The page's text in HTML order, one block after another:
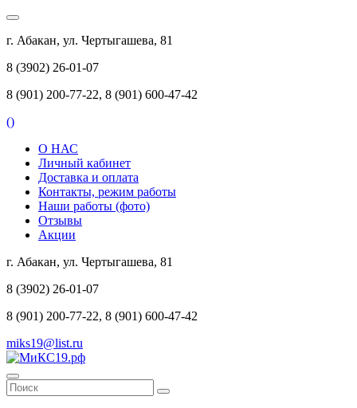
г. Абакан, ул. Чертыгашева, 81
8 (3902) 26-01-07
8 (901) 200-77-22, 8 (901) 600-47-42
()
О НАС
Личный кабинет
Доставка и оплата
Контакты, режим работы
Наши работы (фото)
Отзывы
Акции
г. Абакан, ул. Чертыгашева, 81
8 (3902) 26-01-07
8 (901) 200-77-22, 8 (901) 600-47-42
miks19@list.ru